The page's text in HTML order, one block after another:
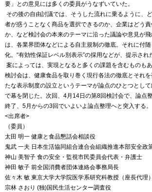
要」との意見には多くの委員がうなずいていた。
その後の自由討議では、そうした流れに乗るように、
者が惑うことなく商品を選択できるのか、企業はどう
か、など検討会の本来のテーマに沿った議論や意見が
は、各業界団体などによる自主規制の徹底。それに付
化。“有効性保証レベル別表示”の採用などが、提示され
案によっては、実現となると多くの課題を含むものもあ
検討会は、健康食品を取り巻く現行各法の徹底とそれ
たな表示制度の設立というテーマが論点のひとつとし
で幕を閉じた。次回、 4月 14日の第8回検討会で、論点
終了、 5月からの3回でいよいよ論点整理へと突入する。
<出席者>
（委員）
太田 明一 健康と食品懇話会相談役
鬼武 一夫 日本生活協同組合連合会組織推進本部安全政
神山 美智子 食の安全・監視市民委員会代表・弁護士
神田 敏子 前全国消費者団体連絡会事務局長
佐々木 敏 東京大学大学院医学系研究科教授（座長代理）
宗林 さおり (独)国民生活センター調査役